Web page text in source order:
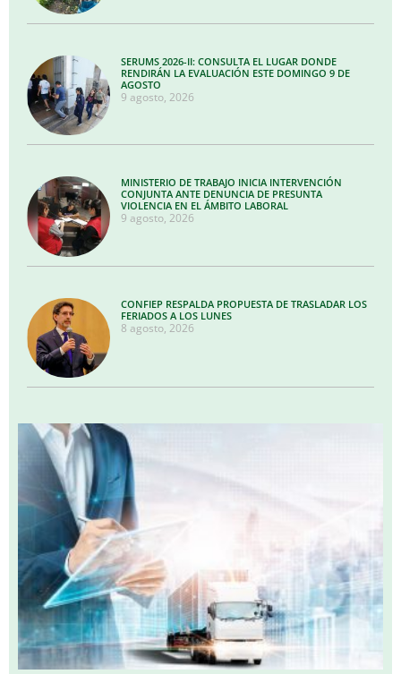
SERUMS 2026-II: CONSULTA EL LUGAR DONDE
RENDIRÁN LA EVALUACIÓN ESTE DOMINGO 9 DE
AGOSTO
9 agosto, 2026
MINISTERIO DE TRABAJO INICIA INTERVENCIÓN
CONJUNTA ANTE DENUNCIA DE PRESUNTA
VIOLENCIA EN EL ÁMBITO LABORAL
9 agosto, 2026
CONFIEP RESPALDA PROPUESTA DE TRASLADAR LOS
FERIADOS A LOS LUNES
8 agosto, 2026